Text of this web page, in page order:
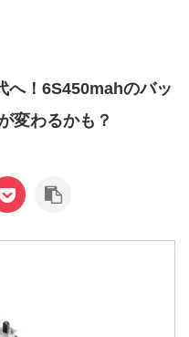
へ！6S450mahのバッ
変わるかも？